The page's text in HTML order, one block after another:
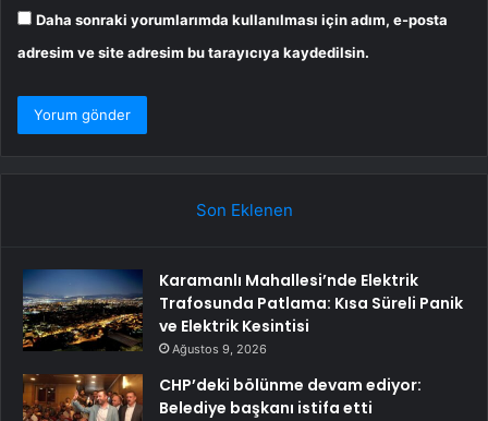
Daha sonraki yorumlarımda kullanılması için adım, e-posta
adresim ve site adresim bu tarayıcıya kaydedilsin.
Son Eklenen
Karamanlı Mahallesi’nde Elektrik
Trafosunda Patlama: Kısa Süreli Panik
ve Elektrik Kesintisi
Ağustos 9, 2026
CHP’deki bölünme devam ediyor:
Belediye başkanı istifa etti